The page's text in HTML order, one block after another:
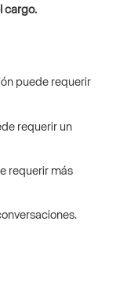
cargo.
puede requerir
requerir un
requerir más